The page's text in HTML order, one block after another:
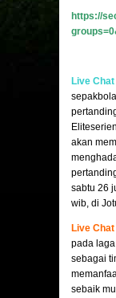
https://
Live
akan
sabtu 26
wib, di
Live
pada
sebagai
sebaik